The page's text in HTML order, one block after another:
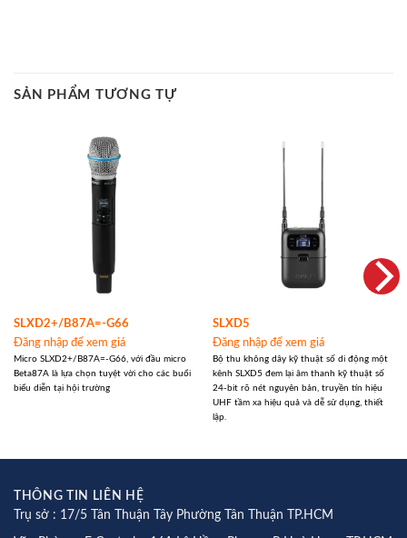
SẢN PHẨM TƯƠNG TỰ
SLXD2+/B87A=-G66
Đăng nhập để xem giá
Micro SLXD2+/B87A=-G66, với đầu micro
Beta87A là lựa chọn tuyệt vời cho các buổi
biểu diễn tại hội trường
SLXD5
Đăng nhập để xem giá
Bộ thu không dây kỹ thuật số di động một
kênh SLXD5 đem lại âm thanh kỹ thuật số
24-bit rõ nét nguyên bản, truyền tín hiệu
UHF tầm xa hiệu quả và dễ sử dụng, thiết
lập.
THÔNG TIN LIÊN HỆ
Trụ sở : 17/5 Tân Thuận Tây Phường Tân Thuận TP.HCM